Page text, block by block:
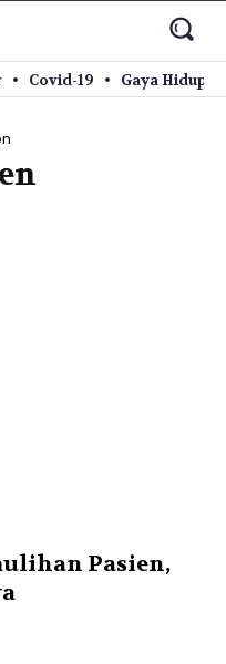
Covid-19 Gaya Hidup
Pasien,